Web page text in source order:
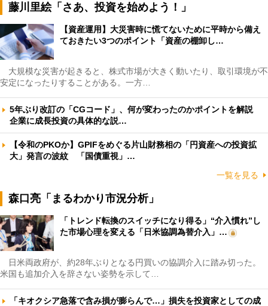
藤川里絵「さあ、投資を始めよう！」
【資産運用】大災害時に慌てないために平時から備え
ておきたい3つのポイント「資産の棚卸し…
大規模な災害が起きると、株式市場が大きく動いたり、取引環境が不
安定になったりすることがある。一方…
5年ぶり改訂の「CGコード」、何が変わったのかポイントを解説
企業に成長投資の具体的な説…
【令和のPKOか】GPIFをめぐる片山財務相の「円資産への投資拡
大」発言の波紋 「国債重視」…
一覧を見る
森口亮「まるわかり市況分析」
「トレンド転換のスイッチになり得る」“介入慣れ”し
た市場心理を変える「日米協調為替介入」…
日米両政府が、約28年ぶりとなる円買いの協調介入に踏み切った。
米国も追加介入を辞さない姿勢を示して…
「キオクシア急落で含み損が膨らんで…」損失を投資家としての成